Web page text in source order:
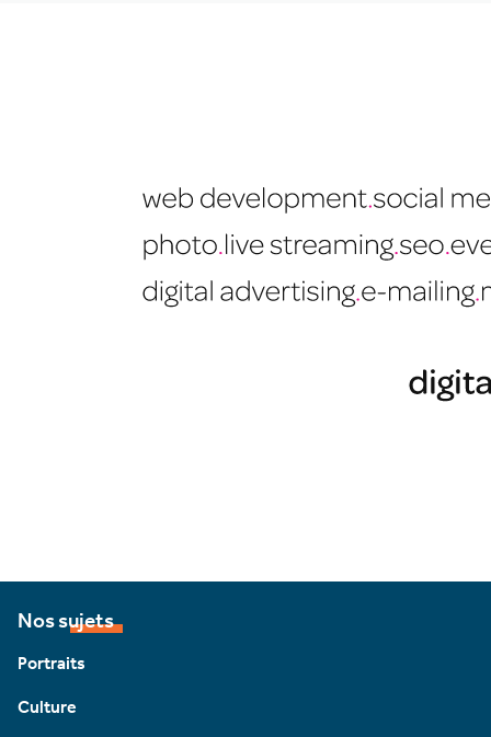
Nos sujets
Portraits
Culture